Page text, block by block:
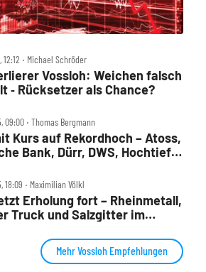
12:12 ‧ Michael Schröder
Vossloh: Weichen falsch
‑ Rücksetzer als Chance?
09:00 ‧ Thomas Bergmann
Kurs auf Rekordhoch – Atoss,
Bank, Dürr, DWS, Hochtief,
18:09 ‧ Maximilian Völkl
Erholung fort – Rheinmetall,
Truck und Salzgitter im
Mehr Vossloh Empfehlungen